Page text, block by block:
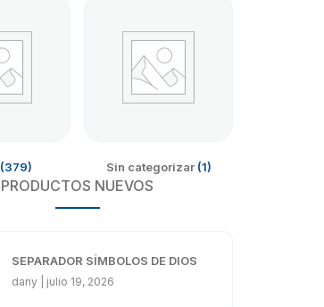
(379) Sin categorizar (1)
PRODUCTOS NUEVOS
SEPARADOR SÍMBOLOS DE DIOS
dany julio 19, 2026